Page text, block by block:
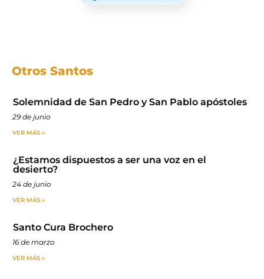
Otros Santos
Solemnidad de San Pedro y San Pablo apóstoles
29 de junio
VER MÁS »
¿Estamos dispuestos a ser una voz en el
desierto?
24 de junio
VER MÁS »
Santo Cura Brochero
16 de marzo
VER MÁS »